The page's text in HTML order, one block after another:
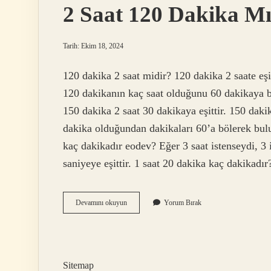
2 Saat 120 Dakika
Tarih: Ekim 18, 2024
120 dakika 2 saat midir? 120 dakika 2 saate
120 dakikanın kaç saat olduğunu 60
150 dakika 2 saat 30 dakikaya eşittir. 150
dakika olduğundan dakikaları 60’a bölerek
kaç dakikadır eodev? Eğer 3 saat istenseydi,
saniyeye eşittir. 1 saat 20 dakika kaç
Devamını okuyun2
Saat
Yorum Bırak
Sitemap